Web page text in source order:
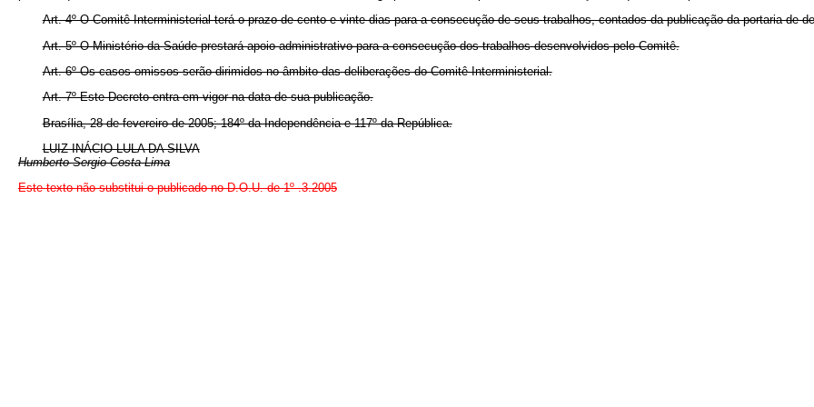
Art. 4º O Comitê Interministerial terá o prazo de cento e vinte dias para a consecução de seus trabalhos, contados da publicação da portaria de
Art. 5º O Ministério da Saúde prestará apoio administrativo para a consecução dos trabalhos desenvolvidos pelo Comitê.
Art. 6º Os casos omissos serão dirimidos no âmbito das deliberações do Comitê Interministerial.
Art. 7º Este Decreto entra em vigor na data de sua publicação.
Brasília, 28 de fevereiro de 2005; 184º da Independência e 117º da República.
LUIZ INÁCIO LULA DA SILVA
Humberto Sergio Costa Lima
Este texto não substitui o publicado no D.O.U. de 1º .3.2005